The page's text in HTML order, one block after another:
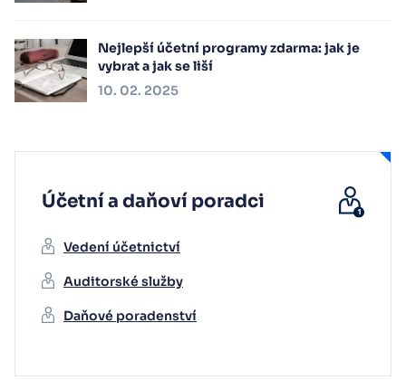
Nejlepší účetní programy zdarma: jak je
vybrat a jak se liší
10. 02. 2025
Účetní a daňoví poradci
Vedení účetnictví
Auditorské služby
Daňové poradenství